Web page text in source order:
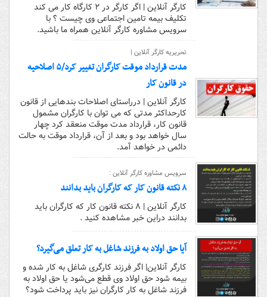
کارگر آنلاین | اگر کارگر در ۲ کارگاه کار می کند
تکلیف بیمه تامین اجتماعی وی چیست ؟ با
سرویس مشاوره کارگر آنلاین همراه ما باشید.
تحریریه کارگر آنلاین |
مدت قرارداد موقت کارگران تغییر کرد/۵ اصلاحیه
در قانون کار
کارگر آنلاین | درراستای اصلاحات بندهایی از قانون
کارحداکثر مدتی که می توان با کارگران مشمول
قانون کار، قرارداد مدت موقت منعقد کرد چهار
سال خواهد بود و بعد از آن، قرارداد موقت به حالت
دائمی در خواهد آمد.
سرویس مشاوره کارگر آنلاین :
۸ نکته قانون کار که کارگران باید بدانند
کارگر آنلاین | ۸ نکته قانون کار که کارگران باید
بدانند دراین خبر مشاهده کنید .
آیا حق اولاد به فرزند شاغل به کار تعلق می‌گیرد؟
کارگر آنلاین| اگر فرزند کارگری شاغل به کار شده و
بیمه شود حق اولاد وی قطع می‌شود یا حق اولاد به
فرزند شاغل به کار کارگران نیز باید پرداخت شود؟